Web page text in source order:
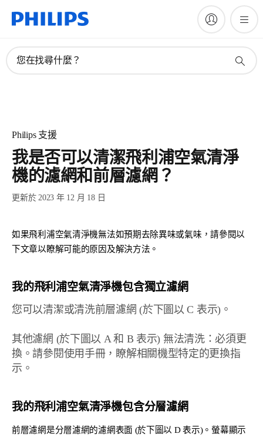
您在找尋什麼？
Philips 支援
我是否可以清潔飛利浦空氣清淨
機的濾網和前層濾網？
更新於 2023 年 12 月 18 日
如果飛利浦空氣清淨機無法如預期去除異味或氣味，請參閱以
下文章以瞭解可能的原因及解決方法。
我的飛利浦空氣清淨機包含獨立濾網
您可以清潔或清洗前層濾網 (於下圖以 C 表示)。
其他濾網 (於下圖以 A 和 B 表示) 無法清洗：必須更
換。請參閱使用手冊，瞭解相關機型特定的更換指
示。
我的飛利浦空氣清淨機包含分層濾網
前層濾網是分層濾網的濾網表面 (於下圖以 D 表示)。螢幕顯示